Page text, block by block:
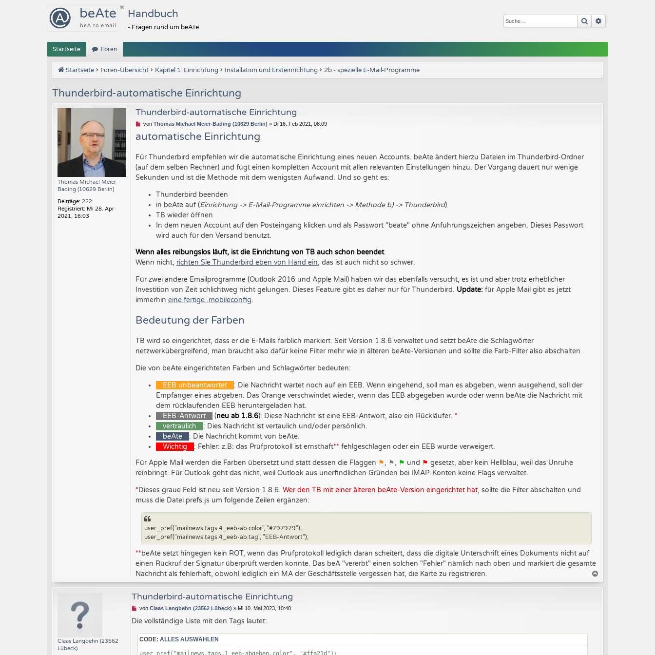
Handbuch
- Fragen rund um beAte
Suche
Startseite Foren
Startseite Foren-Übersicht Kapitel 1: Einrichtung Installation und Ersteinrichtung 2b - spezielle E-Mail-Programme
Thunderbird-automatische Einrichtung
Thomas Michael Meier-
Bading (10629 Berlin)
Beiträge: 222
Registriert: Mi 28. Apr
2021, 16:03
Thunderbird-automatische Einrichtung
U
g
e
s
n
g
von Thomas Michael Meier-Bading (10629 Berlin) » Di 16. Feb 2021, 08:09
automatische Einrichtung
Für Thunderbird empfehlen wir die automatische Einrichtung eines neuen Accounts. beAte ändert hierzu Dateien im Thunderbird-Ordner
(auf dem selben Rechner) und fügt einen kompletten Account mit allen relevanten Einstellungen hinzu. Der Vorgang dauert nur wenige
Sekunden und ist die Methode mit dem wenigsten Aufwand. Und so geht es:
Thunderbird beenden
in beAte auf (Einrichtung -> E-Mail-Programme einrichten -> Methode b) -> Thunderbird)
TB wieder öffnen
In dem neuen Account auf den Posteingang klicken und als Passwort "beate" ohne Anführungszeichen angeben. Dieses Passwort
wird auch für den Versand benutzt.
Wenn alles reibungslos läuft, ist die Einrichtung von TB auch schon beendet.
Wenn nicht, richten Sie Thunderbird eben von Hand ein, das ist auch nicht so schwer.
Für zwei andere Emailprogramme (Outlook 2016 und Apple Mail) haben wir das ebenfalls versucht, es ist und aber trotz erheblicher
Investition von Zeit schlichtweg nicht gelungen. Dieses Feature gibt es daher nur für Thunderbird. Update: für Apple Mail gibt es jetzt
immerhin eine fertige .mobileconfig.
Bedeutung der Farben
TB wird so eingerichtet, dass er die E-Mails farblich markiert. Seit Version 1.8.6 verwaltet und setzt beAte die Schlagwörter
netzwerkübergreifend, man braucht also dafür keine Filter mehr wie in älteren beAte-Versionen und sollte die Farb-Filter also abschalten.
Die von beAte eingerichteten Farben und Schlagwörter bedeuten:
EEB unbeantwortet
: Die Nachricht wartet noch auf ein EEB. Wenn eingehend, soll man es abgeben, wenn ausgehend, soll der
Empfänger eines abgeben. Das Orange verschwindet wieder, wenn das EEB abgegeben wurde oder wenn beAte die Nachricht mit
dem rücklaufenden EEB heruntergeladen hat.
EEB-Antwort
(neu ab 1.8.6): Diese Nachricht ist eine EEB-Antwort, also ein Rückläufer. *
vertraulich
: Dies Nachricht ist vertaulich und/oder persönlich.
beAte
: Die Nachricht kommt von beAte.
Wichtig
: Fehler: z.B: das Prüfprotokoll ist ernsthaft** fehlgeschlagen oder ein EEB wurde verweigert.
Für Apple Mail werden die Farben übersetzt und statt dessen die Flaggen ⚑, ⚑, ⚑ und ⚑ gesetzt, aber kein Hellblau, weil das Unruhe
reinbringt. Für Outlook geht das nicht, weil Outlook aus unerfindlichen Gründen bei IMAP-Konten keine Flags verwaltet.
*Dieses graue Feld ist neu seit Version 1.8.6. Wer den TB mit einer älteren beAte-Version eingerichtet hat, sollte die Filter abschalten und
muss die Datei prefs.js um folgende Zeilen ergänzen:
user_pref("mailnews.tags.4_eeb-ab.color", "#797979");
user_pref("mailnews.tags.4_eeb-ab.tag", "EEB-Antwort");
**beAte setzt hingegen kein ROT, wenn das Prüfprotokoll lediglich daran scheitert, dass die digitale Unterschrift eines Dokuments nicht auf
einen Rückruf der Signatur überprüft werden konnte. Das beA "vererbt" einen solchen "Fehler" nämlich nach oben und markiert die gesamte
Nachricht als fehlerhaft, obwohl lediglich ein MA der Geschäftsstelle vergessen hat, die Karte zu registrieren.
a
Claas Langbehn (23562
Lübeck)
Thunderbird-automatische Einrichtung
U
g
s
von Claas Langbehn (23562 Lübeck) » Mi 10. Mai 2023, 10:40
Die vollständige Liste mit den Tags lautet:
CODE: ALLES AUSWÄHLEN
user_pref("mailnews.tags.1_eeb-abgeben.color", "#ffa21d");